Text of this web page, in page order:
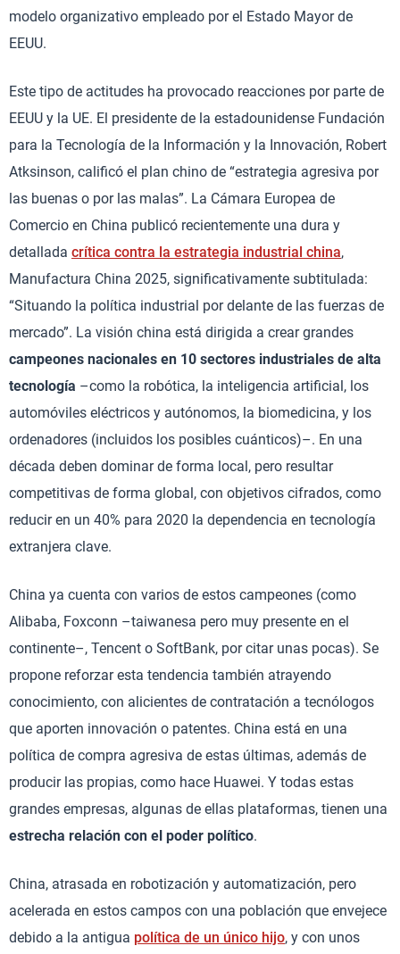
modelo organizativo empleado por el Estado Mayor de
EEUU.
Este tipo de actitudes ha provocado reacciones por parte de
EEUU y la UE. El presidente de la estadounidense Fundación
para la Tecnología de la Información y la Innovación, Robert
Atksinson, calificó el plan chino de “estrategia agresiva por
las buenas o por las malas”. La Cámara Europea de
Comercio en China publicó recientemente una dura y
detallada crítica contra la estrategia industrial china,
Manufactura China 2025, significativamente subtitulada:
“Situando la política industrial por delante de las fuerzas de
mercado”. La visión china está dirigida a crear grandes
campeones nacionales en 10 sectores industriales de alta
tecnología –como la robótica, la inteligencia artificial, los
automóviles eléctricos y autónomos, la biomedicina, y los
ordenadores (incluidos los posibles cuánticos)–. En una
década deben dominar de forma local, pero resultar
competitivas de forma global, con objetivos cifrados, como
reducir en un 40% para 2020 la dependencia en tecnología
extranjera clave.
China ya cuenta con varios de estos campeones (como
Alibaba, Foxconn –taiwanesa pero muy presente en el
continente–, Tencent o SoftBank, por citar unas pocas). Se
propone reforzar esta tendencia también atrayendo
conocimiento, con alicientes de contratación a tecnólogos
que aporten innovación o patentes. China está en una
política de compra agresiva de estas últimas, además de
producir las propias, como hace Huawei. Y todas estas
grandes empresas, algunas de ellas plataformas, tienen una
estrecha relación con el poder político.
China, atrasada en robotización y automatización, pero
acelerada en estos campos con una población que envejece
debido a la antigua política de un único hijo, y con unos